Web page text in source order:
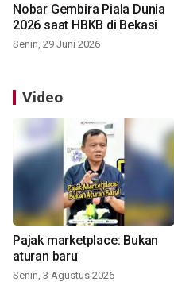
Nobar Gembira Piala Dunia
2026 saat HBKB di Bekasi
Senin, 29 Juni 2026
Video
Pajak marketplace: Bukan
aturan baru
Senin, 3 Agustus 2026